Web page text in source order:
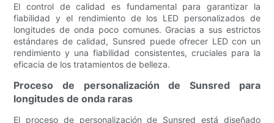
El control de calidad es fundamental para garantizar la
fiabilidad y el rendimiento de los LED personalizados de
longitudes de onda poco comunes. Gracias a sus estrictos
estándares de calidad, Sunsred puede ofrecer LED con un
rendimiento y una fiabilidad consistentes, cruciales para la
eficacia de los tratamientos de belleza.
Proceso de personalización de Sunsred para
longitudes de onda raras
El proceso de personalización de Sunsred está diseñado